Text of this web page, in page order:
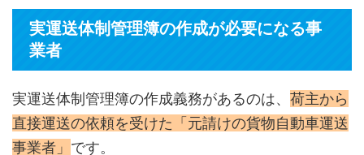
実運送体制管理簿の作成が必要になる事
業者
実運送体制管理簿の作成義務があるのは、 荷主から
直接運送の依頼を受けた「元請けの貨物自動車運送
事業者」 です。